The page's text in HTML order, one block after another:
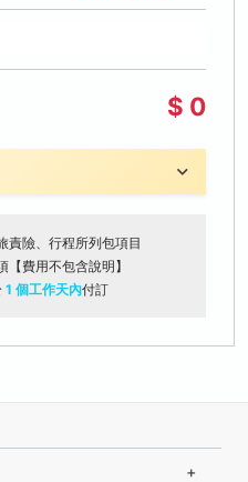
$ 0
責險、行程所列包項目
【費用不包含說明】
1 個工作天內付訂